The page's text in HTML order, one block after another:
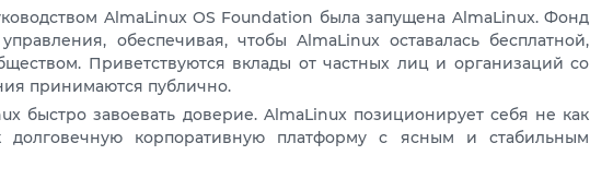
AlmaLinux OS Foundation была запущена AlmaLinux. Фонд
обеспечивая, чтобы AlmaLinux оставалась бесплатной,
Приветствуются вклады от частных лиц и организаций со
принимаются публично.
быстро завоевать доверие. AlmaLinux позиционирует себя не как
долговечную корпоративную платформу с ясным и стабильным